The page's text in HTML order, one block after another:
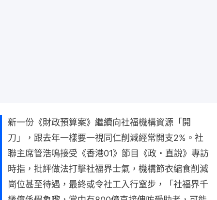
新一份《財政預算案》繼續向社福機構資源「開
刀」，跟去年一樣要一視同仁削減經常開支2%。社
聯主席管浩鳴接受《香港01》節目《政・直說》專訪
時指，批評做法打擊社福界士氣，機構節衣縮食削減
崗位甚至待遇，最終或令社工入行窒步，「社福界千